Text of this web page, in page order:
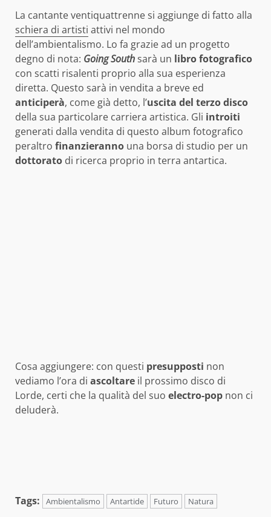
La cantante ventiquattrenne si aggiunge di fatto alla
schiera di artisti attivi nel mondo
dell’ambientalismo. Lo fa grazie ad un progetto
degno di nota: Going Southsarà un librofotografico
con scatti risalenti proprio alla sua esperienza
diretta. Questo sarà in vendita a breve ed
anticiperà, come già detto, l’uscita del terzo disco
della sua particolare carriera artistica. Gli introiti
generati dalla vendita di questo album fotografico
peraltro finanzieranno una borsa di studio per un
dottorato di ricerca proprio in terra antartica.
Cosa aggiungere: con questi presupposti non
vediamo l’ora di ascoltare il prossimo disco di
Lorde, certi che la qualità del suo electro-pop non ci
deluderà.
Tags: Ambientalismo Antartide Futuro Natura